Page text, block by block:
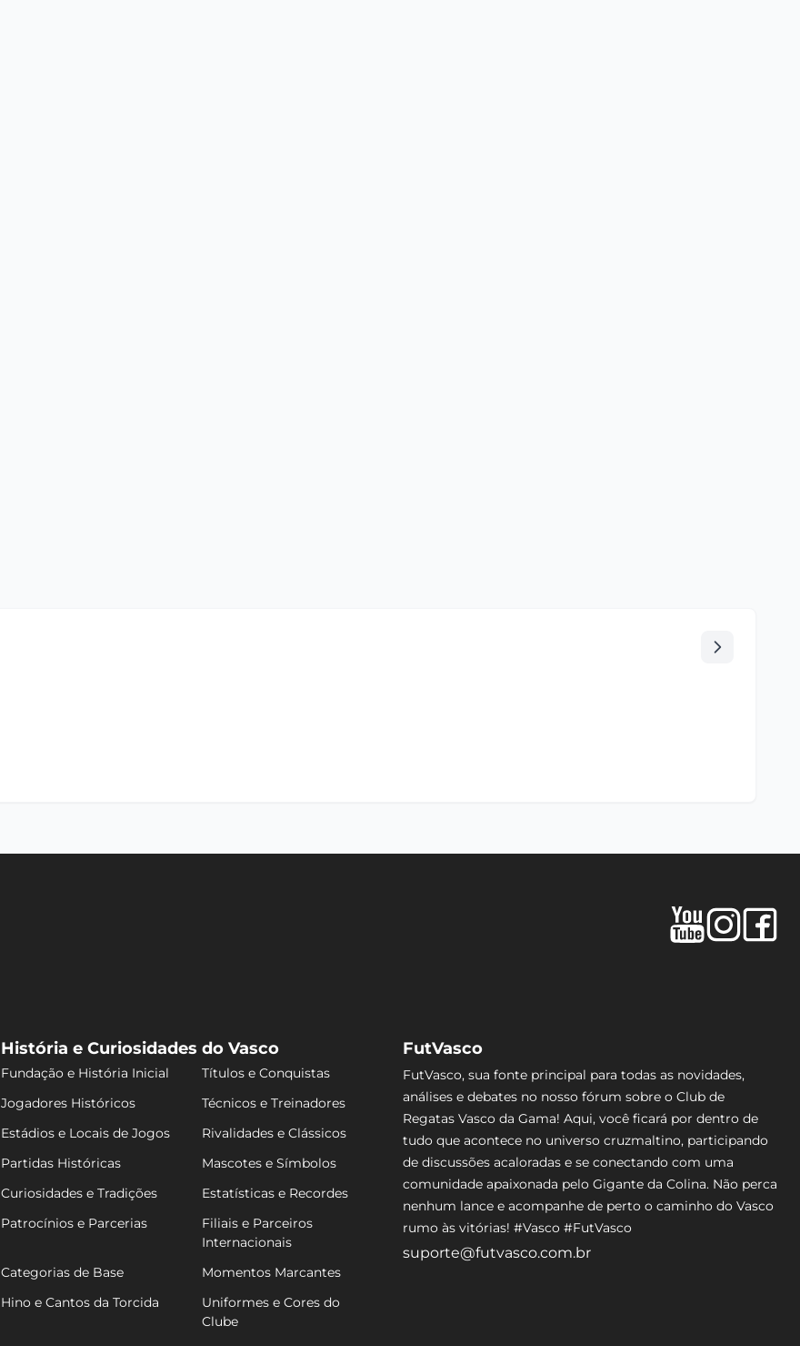
História e Curiosidades do Vasco
Fundação e História Inicial
Títulos e Conquistas
Jogadores Históricos
Técnicos e Treinadores
Estádios e Locais de Jogos
Rivalidades e Clássicos
Partidas Históricas
Mascotes e Símbolos
Curiosidades e Tradições
Estatísticas e Recordes
Patrocínios e Parcerias
Filiais e Parceiros
Internacionais
Categorias de Base
Momentos Marcantes
Hino e Cantos da Torcida
Uniformes e Cores do
Clube
FutVasco
FutVasco, sua fonte principal para todas as novidades,
análises e debates no nosso fórum sobre o Club de
Regatas Vasco da Gama! Aqui, você ficará por dentro de
tudo que acontece no universo cruzmaltino, participando
de discussões acaloradas e se conectando com uma
comunidade apaixonada pelo Gigante da Colina. Não perca
nenhum lance e acompanhe de perto o caminho do Vasco
rumo às vitórias! #Vasco #FutVasco
suporte@futvasco.com.br